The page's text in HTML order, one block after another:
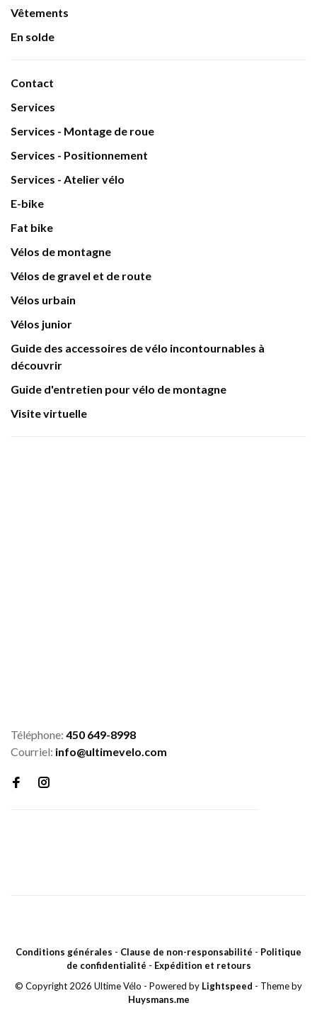
Vêtements
En solde
Contact
Services
Services - Montage de roue
Services - Positionnement
Services - Atelier vélo
E-bike
Fat bike
Vélos de montagne
Vélos de gravel et de route
Vélos urbain
Vélos junior
Guide des accessoires de vélo incontournables à
découvrir
Guide d'entretien pour vélo de montagne
Visite virtuelle
Téléphone: 450 649-8998
Courriel: info@ultimevelo.com
Conditions générales - Clause de non-responsabilité - Politique
de confidentialité - Expédition et retours
© Copyright 2026 Ultime Vélo - Powered by Lightspeed - Theme by
Huysmans.me